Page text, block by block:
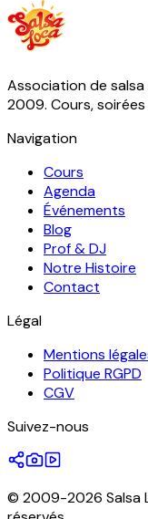
Association de
2009. Cours,
Navigation
Cours
Agenda
Événements
Blog
Prof & DJ
Notre Histoire
Contact
Légal
Mentions
Politique RGPD
CGV
Suivez-nous
© 2009-2026 Salsa